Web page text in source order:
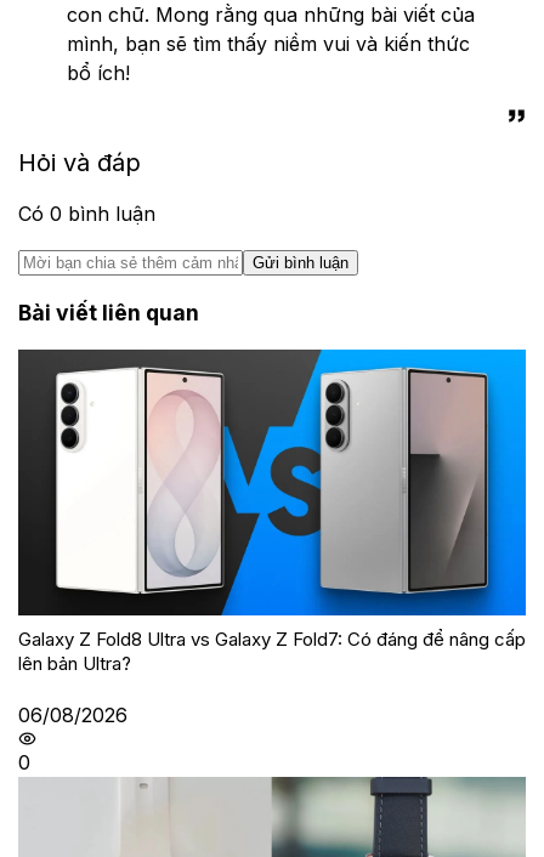
con chữ. Mong rằng qua những bài viết của
mình, bạn sẽ tìm thấy niềm vui và kiến thức
bổ ích!
Hỏi và đáp
Có 0 bình luận
Gửi bình luận
Bài viết liên quan
Galaxy Z Fold8 Ultra vs Galaxy Z Fold7: Có đáng để nâng cấp
lên bản Ultra?
06/08/2026
0